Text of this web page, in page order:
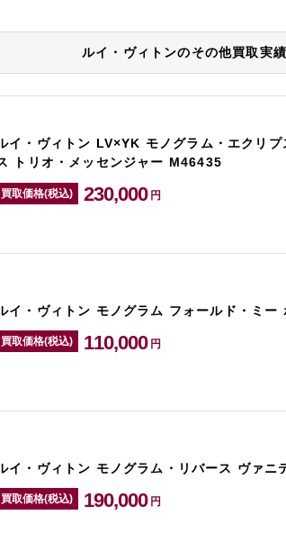
ルイ・ヴィトンのその他買取実績
イ・ヴィトン LV×YK モノグラム・エクリ
トリオ・メッセンジャー M46435
買取価格(税込) 230,000 円
イ・ヴィトン モノグラム フォールド・ミー
買取価格(税込) 110,000 円
イ・ヴィトン モノグラム・リバース ヴァ
買取価格(税込) 190,000 円